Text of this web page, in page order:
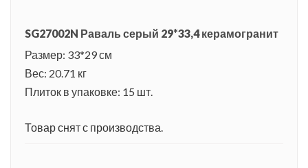
SG27002N Раваль серый 29*33,4 керамогранит
Размер: 33*29 см
Вес: 20.71 кг
Плиток в упаковке: 15 шт.
Товар снят с производства.